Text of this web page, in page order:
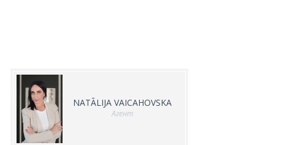
NATĀLIJA VAICAHOVSKA
Агент